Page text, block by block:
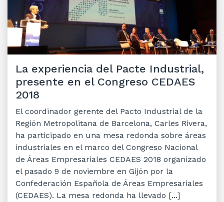
La experiencia del Pacte Industrial,
presente en el Congreso CEDAES
2018
El coordinador gerente del Pacto Industrial de la
Región Metropolitana de Barcelona, Carles Rivera,
ha participado en una mesa redonda sobre áreas
industriales en el marco del Congreso Nacional
de Áreas Empresariales CEDAES 2018 organizado
el pasado 9 de noviembre en Gijón por la
Confederación Española de Áreas Empresariales
(CEDAES). La mesa redonda ha llevado [...]